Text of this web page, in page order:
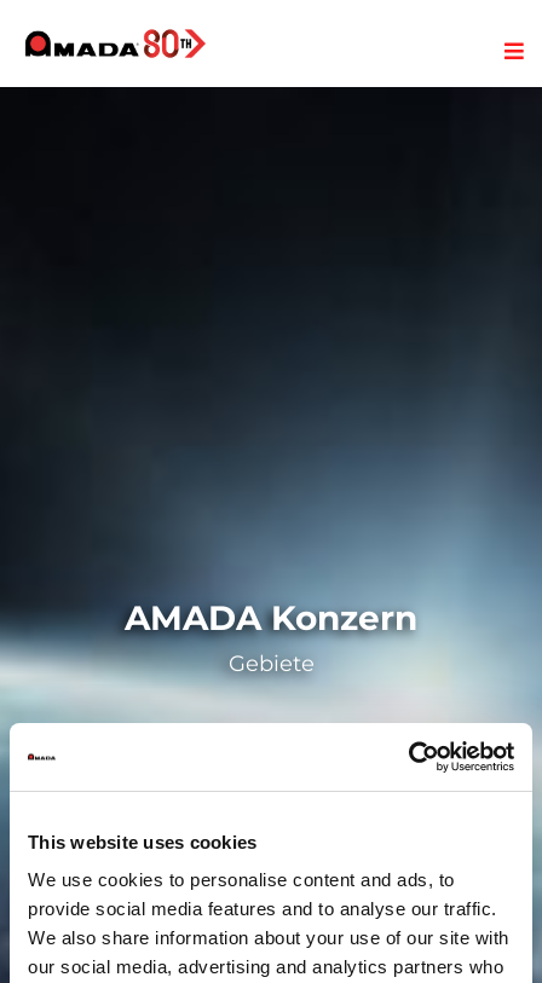
This website uses cookies
We use cookies to personalise content and ads, to
provide social media features and to analyse our traffic.
We also share information about your use of our site with
our social media, advertising and analytics partners who
AMADA Konzern
Gebiete